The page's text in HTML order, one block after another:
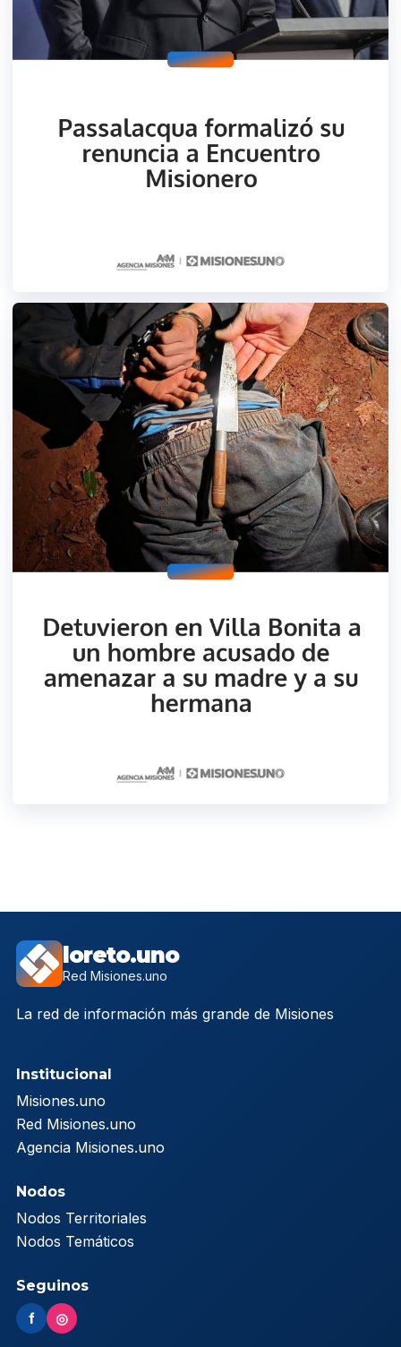
loreto.uno
Red Misiones.uno
La red de información más grande de Misiones
Institucional
Misiones.uno
Red Misiones.uno
Agencia Misiones.uno
Nodos
Nodos Territoriales
Nodos Temáticos
Seguinos
f ◎